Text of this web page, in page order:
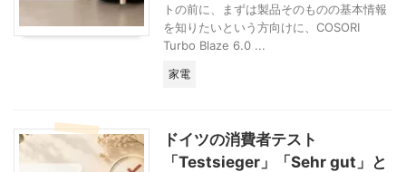
トの前に、まずは製品そのものの基本情報
を知りたいという方向けに、COSORI
Turbo Blaze 6.0 ...
家電
ドイツの消費者テスト
「Testsieger」「Sehr gut」と